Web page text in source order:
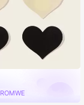
ROMWE